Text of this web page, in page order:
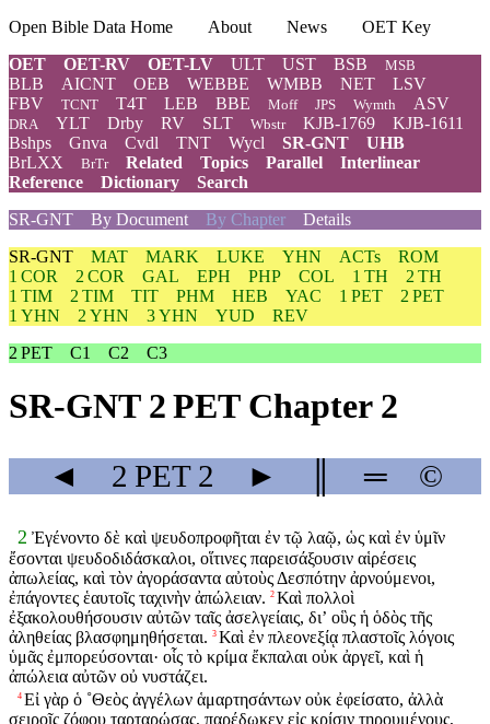
Open Bible Data Home About News
OET Key
OET
OET-RV OET-LV ULT UST BSB MSB
BLB AICNT OEB WEBBE WMBB NET
LSV
FBV
TCNT T4T LEB BBE Moff JPS Wymth ASV
DRA YLT Drby RV SLT Wbstr KJB-1769
KJB-1611
Bshps
Gnva Cvdl TNT Wycl SR-GNT
UHB
BrLXX
BrTr Related Topics Parallel
Interlinear
Reference
Dictionary
Search
SR-GNT
By Document By Chapter Details
SR-GNT MAT MARK LUKE YHN ACTs
ROM
1 COR
2 COR GAL EPH PHP COL 1 TH
2 TH
1 TIM
2 TIM TIT PHM HEB YAC 1 PET
2 PET
1 YHN
2 YHN 3 YHN YUD
REV
2 PET
C1 C2 C3
SR-GNT 2 PET Chapter 2
◄ 2 PET2 ► ═ ©
2 Ἐγένοντο δὲ καὶ ψευδοπροφῆται ἐν τῷ λαῷ, ὡς καὶ ἐν ὑμῖν
ἔσονται ψευδοδιδάσκαλοι, οἵτινες παρεισάξουσιν αἱρέσεις
ἀπωλείας, καὶ τὸν ἀγοράσαντα αὐτοὺς Δεσπότην ἀρνούμενοι,
ἐπάγοντες ἑαυτοῖς ταχινὴν ἀπώλειαν. 2 Καὶ πολλοὶ
ἐξακολουθήσουσιν αὐτῶν ταῖς ἀσελγείαις, διʼ οὓς ἡ ὁδὸς τῆς
ἀληθείας βλασφημηθήσεται. 3 Καὶ ἐν πλεονεξίᾳ πλαστοῖς λόγοις
ὑμᾶς ἐμπορεύσονται· οἷς τὸ κρίμα ἔκπαλαι οὐκ ἀργεῖ, καὶ ἡ
ἀπώλεια αὐτῶν οὐ νυστάζει.
4 Εἰ γὰρ ὁ ˚Θεὸς ἀγγέλων ἁμαρτησάντων οὐκ ἐφείσατο, ἀλλὰ
σειροῖς ζόφου ταρταρώσας, παρέδωκεν εἰς κρίσιν τηρουμένους,